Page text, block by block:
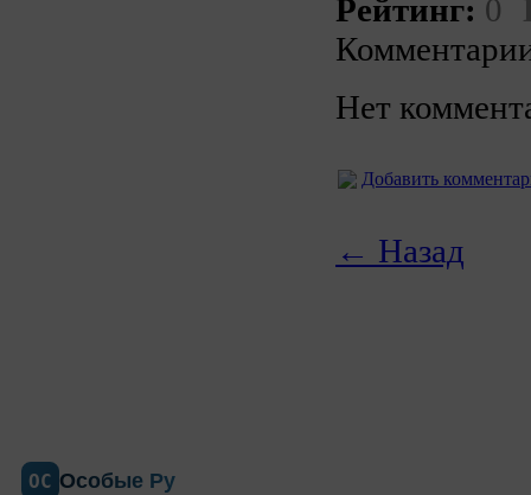
Рейтинг: 0
Нет
Добавить
← Назад
ОС Особые Ру